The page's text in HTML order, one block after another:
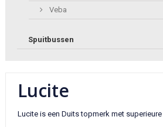
Veba
Spuitbussen
Lucite
Lucite is een Duits topmerk met